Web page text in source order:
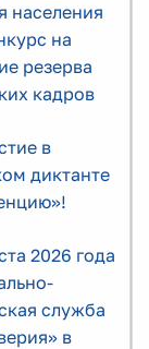
населения
на
резерва
кадров
в
диктанте
2026 года
служба
в